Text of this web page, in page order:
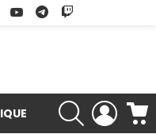
YoutubeGoogle Play
RECHERCHE
LOGIN